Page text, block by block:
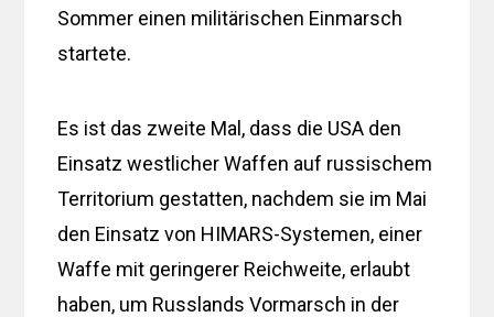
Sommer einen militärischen Einmarsch
startete.
Es ist das zweite Mal, dass die USA den
Einsatz westlicher Waffen auf russischem
Territorium gestatten, nachdem sie im Mai
den Einsatz von HIMARS-Systemen, einer
Waffe mit geringerer Reichweite, erlaubt
haben, um Russlands Vormarsch in der